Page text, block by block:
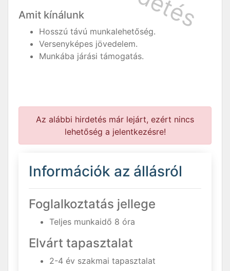
Amit kínálunk
Hosszú távú munkalehetőség.
Versenyképes jövedelem.
Munkába járási támogatás.
Az alábbi hirdetés már lejárt, ezért nincs
lehetőség a jelentkezésre!
Információk az állásról
Foglalkoztatás jellege
Teljes munkaidő 8 óra
Elvárt tapasztalat
2-4 év szakmai tapasztalat